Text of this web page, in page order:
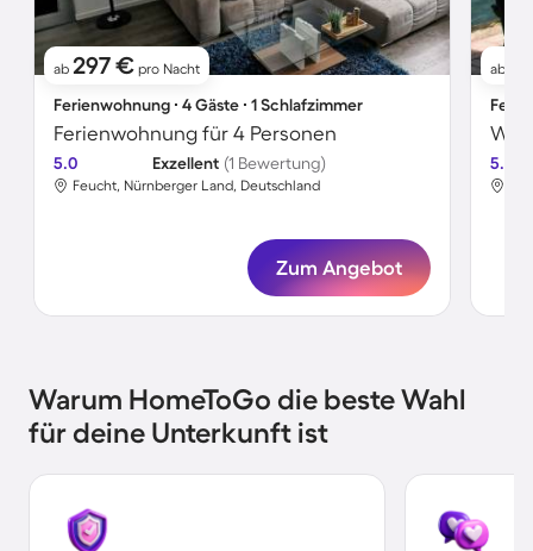
ab 297 € pro Nacht
Ferienwohnung ∙ 4 Gäste ∙ 1 Schlafzimmer
Ferienwohnung für 4 Personen
5.0 Exzellent (1 Bewertung)
Feucht, Nürnberger Land, Deutschland
Zum Angebot
ab
5.0
Warum HomeToGo die beste Wahl
für deine Unterkunft ist